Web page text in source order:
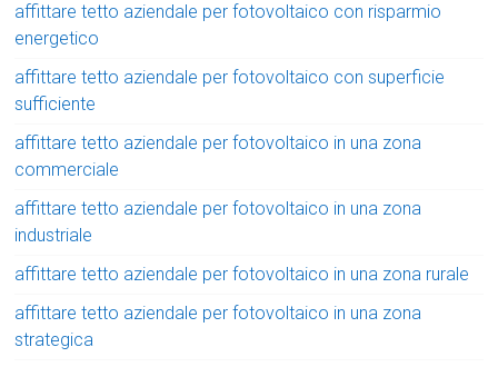
affittare tetto aziendale per fotovoltaico con risparmio
energetico
affittare tetto aziendale per fotovoltaico con superficie
sufficiente
affittare tetto aziendale per fotovoltaico in una zona
commerciale
affittare tetto aziendale per fotovoltaico in una zona
industriale
affittare tetto aziendale per fotovoltaico in una zona rurale
affittare tetto aziendale per fotovoltaico in una zona
strategica